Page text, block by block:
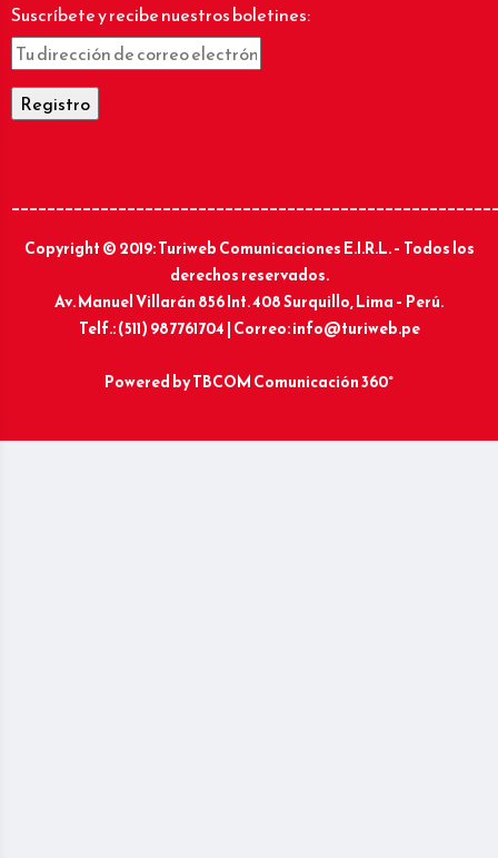
Suscríbete y recibe nuestros boletines:
Copyright © 2019: Turiweb Comunicaciones E.I.R.L. – Todos los
derechos reservados.
Av. Manuel Villarán 856 Int. 408 Surquillo, Lima – Perú.
Telf.: (511) 987761704 | Correo: info@turiweb.pe
Powered byTBCOM Comunicación 360°